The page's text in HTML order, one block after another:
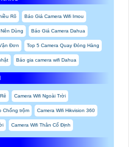
Rõ Báo Giá Camera Wifi Imou
Dùng Báo Giá Camera Dahua
Đơn Top 5 Camera Quay Đóng Hàng
Báo gia camera wifi Dahua
Camera Wifi Ngoài Trời
Chống trộm Camera Wifi Hikvision 360
Camera Wifi Thân Cố Định